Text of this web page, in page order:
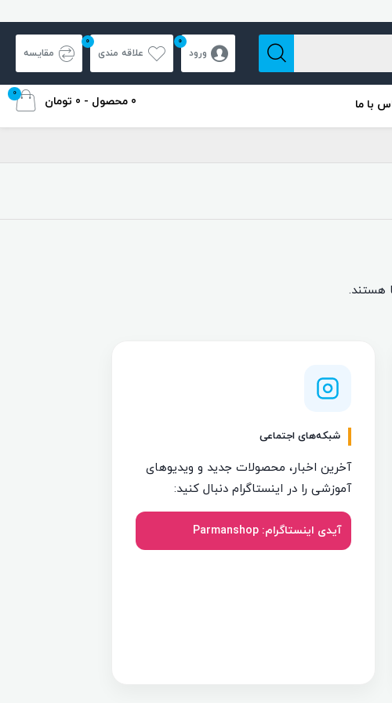
ورود علاقه مندی
0
مقایسه
0
با ما 0 محصول - 0 تومان
0
هستند.
شبکه‌های اجتماعی
آخرین اخبار، محصولات جدید و ویدیوهای
آموزشی را در اینستاگرام دنبال کنید:
آیدی اینستاگرام: Parmanshop